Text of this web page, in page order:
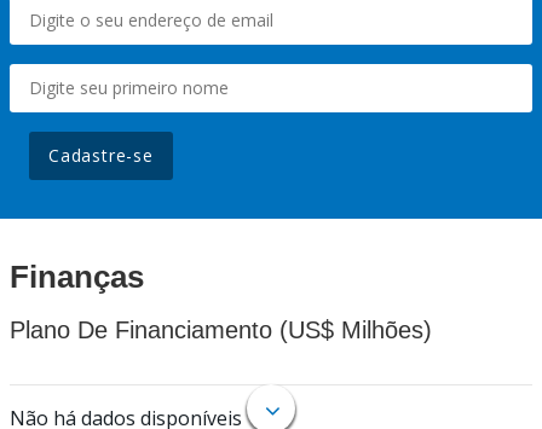
Cadastre-se
Finanças
Plano De Financiamento (US$ Milhões)
Não há dados disponíveis